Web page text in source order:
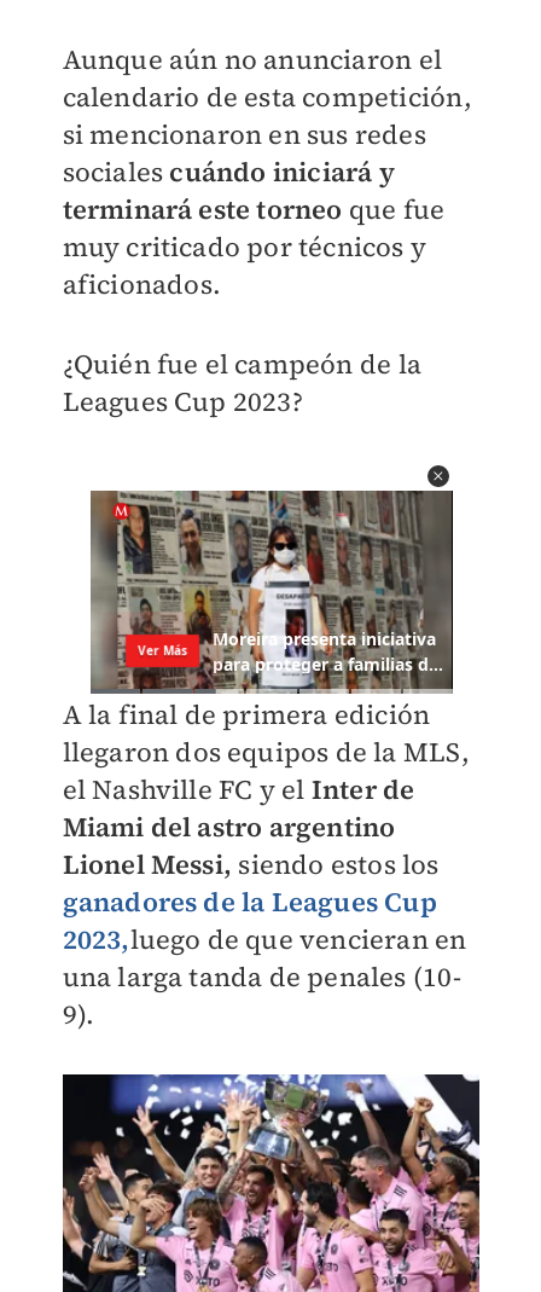
Aunque aún no anunciaron el
calendario de esta competición,
si mencionaron en sus redes
sociales cuándo iniciará y
terminará este torneo que fue
muy criticado por técnicos y
aficionados.
¿Quién fue el campeón de la
Leagues Cup 2023?
A la final de primera edición
llegaron dos equipos de la MLS,
el Nashville FC y el Inter de
Miami del astro argentino
Lionel Messi, siendo estos los
ganadores de la Leagues Cup
2023,luego de que vencieran en
una larga tanda de penales (10-
9).